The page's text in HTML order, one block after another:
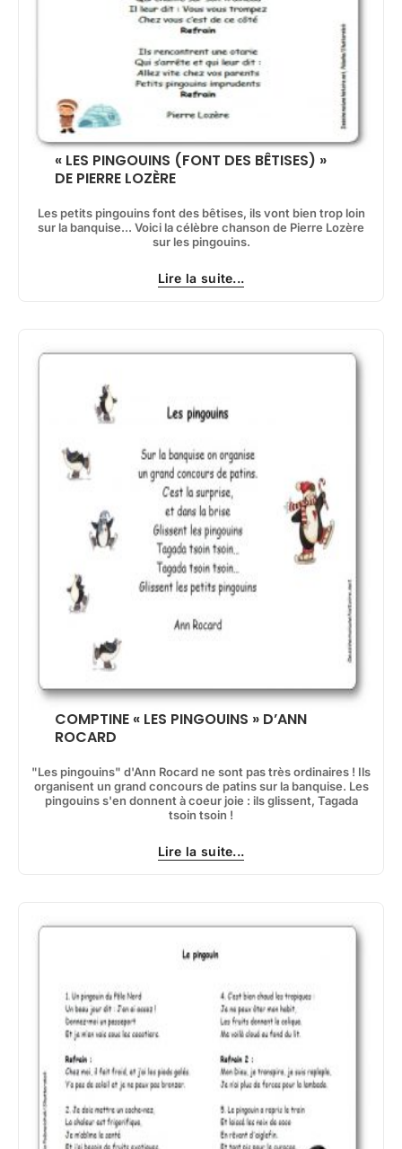
« LES PINGOUINS (FONT DES BÊTISES) »
DE PIERRE LOZÈRE
Les petits pingouins font des bêtises, ils vont bien trop loin
sur la banquise... Voici la célèbre chanson de Pierre Lozère
sur les pingouins.
Lire la suite...
COMPTINE « LES PINGOUINS » D’ANN
ROCARD
"Les pingouins" d'Ann Rocard ne sont pas très ordinaires ! Ils
organisent un grand concours de patins sur la banquise. Les
pingouins s'en donnent à coeur joie : ils glissent, Tagada
tsoin tsoin !
Lire la suite...